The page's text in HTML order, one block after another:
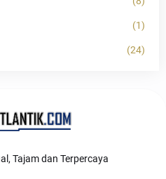
(1)
(24)
Tajam dan Terpercaya